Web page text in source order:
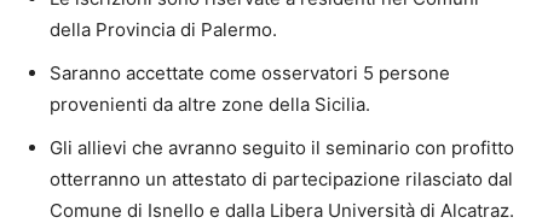
della Provincia di Palermo.
Saranno accettate come osservatori 5 persone
provenienti da altre zone della Sicilia.
Gli allievi che avranno seguito il seminario con profitto
otterranno un attestato di partecipazione rilasciato dal
Comune di Isnello e dalla Libera Università di Alcatraz.